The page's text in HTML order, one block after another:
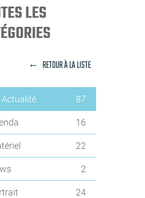
LES
RETOUR À LA LISTE
Actualité 87
16
22
2
24